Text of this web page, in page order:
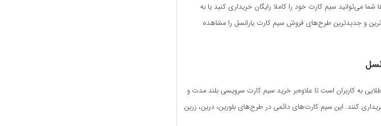
می‌توانید سیم‌ کارت خود را کاملا رایگان خریداری کنید یا به
و جدیدترین طرح‌های فروش سیم‌ کارت یارانسل را مشاهده
به کاربران است تا علاوه‌بر خرید سیم کارت سرویسی بلند مدت و
کنند. این سیم‌ کارت‌های دائمی در طرح‌های بلورین، درین، زرین